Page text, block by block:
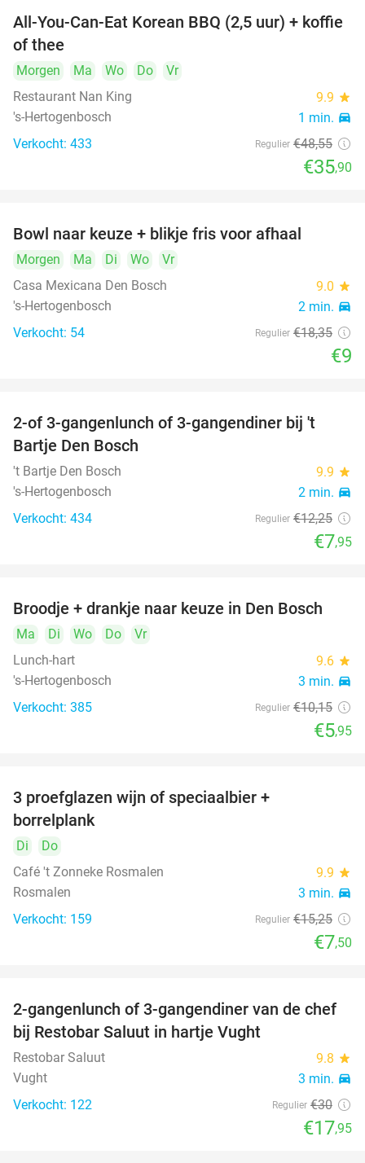
26%
All-You-Can-Eat Korean BBQ (2,5 uur) + koffie
of thee
Morgen Ma Wo Do
Vr
Restaurant Nan King
9.9 star
's-Hertogenbosch 1 min. directions_car
Verkocht: 433 Regulier €48,55
€35,90
Bowl naar keuze + blikje fris voor afhaal
Morgen Ma Di Wo
Vr
Casa Mexicana Den Bosch
9.0 star
's-Hertogenbosch 2 min. directions_car
Verkocht: 54 Regulier €18,35
€9
35%
2-of 3-gangenlunch of 3-gangendiner bij 't
Bartje Den Bosch
't Bartje Den Bosch 9.9 star
's-Hertogenbosch 2 min. directions_car
Verkocht: 434 Regulier €12,25
€7,95
41%
Broodje + drankje naar keuze in Den Bosch
Ma Di Wo Do
Vr
Lunch-hart
9.6 star
's-Hertogenbosch 3 min. directions_car
Verkocht: 385 Regulier €10,15
€5,95
3 proefglazen wijn of speciaalbier +
borrelplank
Di
Do
Café 't Zonneke Rosmalen
9.9 star
Rosmalen 3 min. directions_car
Verkocht: 159 Regulier €15,25
€7,50
40%
2-gangenlunch of 3-gangendiner van de chef
bij Restobar Saluut in hartje Vught
Restobar Saluut 9.8 star
Vught 3 min. directions_car
Verkocht: 122 Regulier €30
€17,95